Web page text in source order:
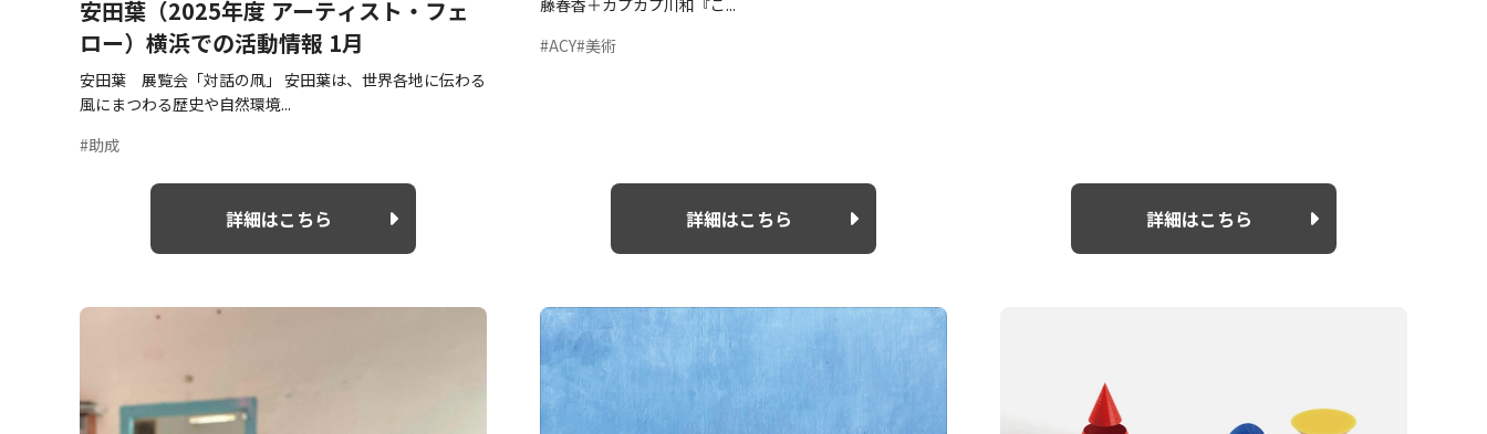
安田葉（2025年度 アーティスト・フェ
ロー）横浜での活動情報 1月
安田葉 展覧会「対話の凧」 安田葉は、世界各地に伝わる
風にまつわる歴史や自然環境...
#助成
詳細はこちら
#ACY#美術
詳細はこちら 詳細はこちら